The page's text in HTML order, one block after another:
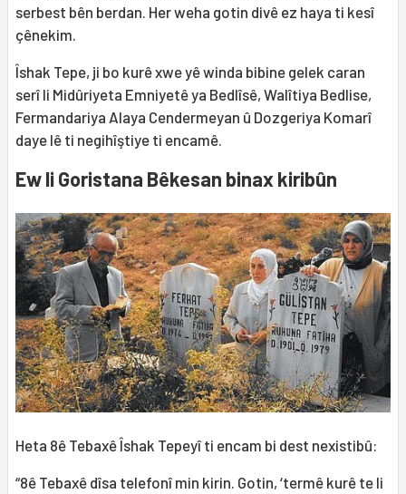
serbest bên berdan. Her weha gotin divê ez haya ti kesî
çênekim.
Îshak Tepe, ji bo kurê xwe yê winda bibine gelek caran
serî li Midûriyeta Emniyetê ya Bedlîsê, Walîtiya Bedlise,
Fermandariya Alaya Cendermeyan û Dozgeriya Komarî
daye lê ti negihîştiye ti encamê.
Ew li Goristana Bêkesan binax kiribûn
Heta 8ê Tebaxê Îshak Tepeyî ti encam bi dest nexistibû:
“8ê Tebaxê dîsa telefonî min kirin. Gotin, ‘termê kurê te li